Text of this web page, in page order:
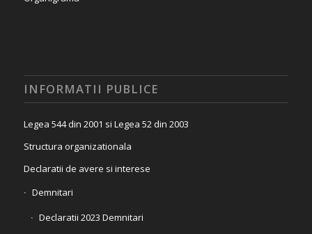
INFORMATII PUBLICE
Legea 544 din 2001 si Legea 52 din 2003
Structura organizationala
Declaratii de avere si interese
Demnitari
Declaratii 2023 Demnitari